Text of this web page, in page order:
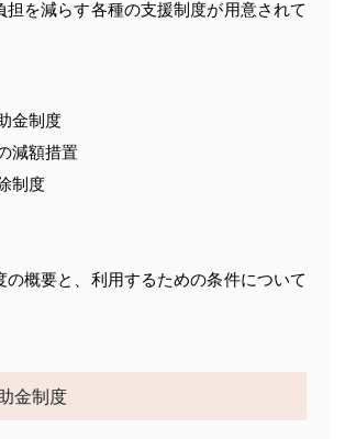
担を減らす各種の支援制度が用意されて
金制度
減額措置
制度
の概要と、利用するための条件について
金制度